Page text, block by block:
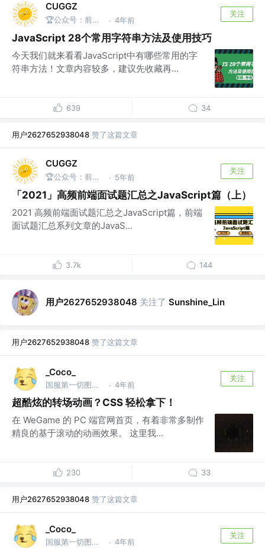
CUGGZ
🏆公众号：前端充电宝 · 4年前
关注
JavaScript 28个常用字符串方法及使用技巧
今天我们就来看看JavaScript中有哪些常用的字
符串方法！文章内容较多，建议先收藏再...
639 34
用户2627652938048 赞了这篇文章
CUGGZ
🏆公众号：前端充电宝 · 5年前
关注
「2021」高频前端面试题汇总之JavaScript篇（上）
2021 高频前端面试题汇总之JavaScript篇，前端
面试题汇总系列文章的JavaS...
3.7k 144
用户2627652938048 关注了 Sunshine_Lin
用户2627652938048 赞了这篇文章
_Coco_
国服第一切图仔 @Shopee · 4年前
关注
超酷炫的转场动画？CSS 轻松拿下！
在 WeGame 的 PC 端官网首页，有着非常多制作
精良的基于滚动的动画效果。 这里我...
230 33
用户2627652938048 赞了这篇文章
_Coco_
国服第一切图仔 @Shopee · 4年前
关注